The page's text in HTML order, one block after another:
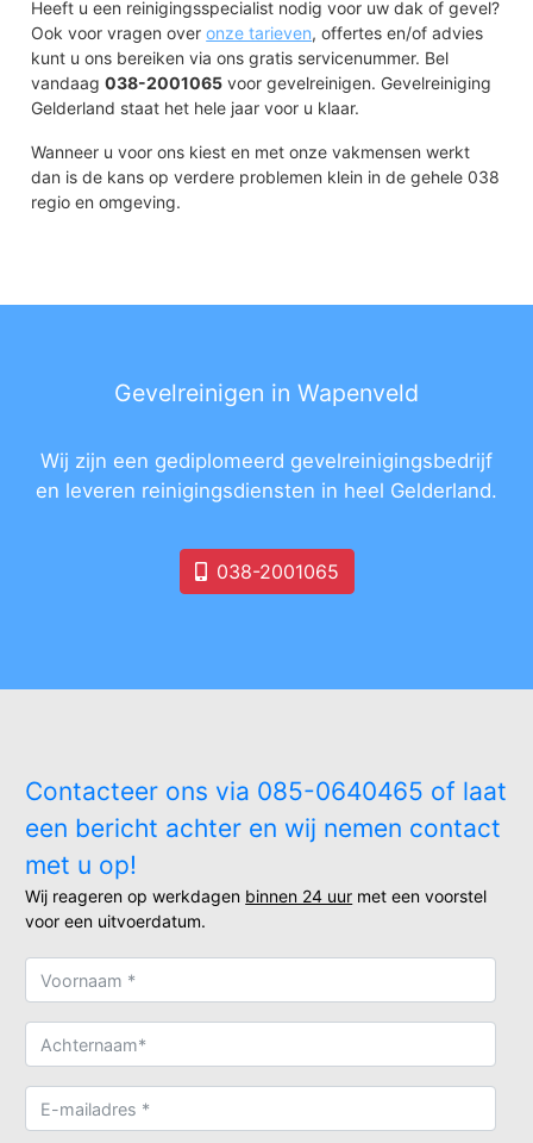
Heeft u een reinigingsspecialist nodig voor uw dak of gevel?
Ook voor vragen overonze tarieven, offertes en/of advies
kunt u ons bereiken via ons gratis servicenummer. Bel
vandaag038-2001065 voor gevelreinigen. Gevelreiniging
Gelderland staat het hele jaar voor u klaar.
Wanneer u voor ons kiest en met onze vakmensen werkt
dan is de kans op verdere problemen klein in de gehele 038
regio en omgeving.
Gevelreinigen in Wapenveld
Wij zijn een gediplomeerd gevelreinigingsbedrijf
en leveren reinigingsdiensten in heel Gelderland.
038-2001065
Contacteer ons via 085-0640465 of laat
een bericht achter en wij nemen contact
met u op!
Wij reageren op werkdagen binnen 24 uur met een voorstel
voor een uitvoerdatum.